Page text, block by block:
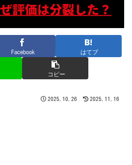
Facebook はてブ
コピー
2025.10.26 2025.11.16